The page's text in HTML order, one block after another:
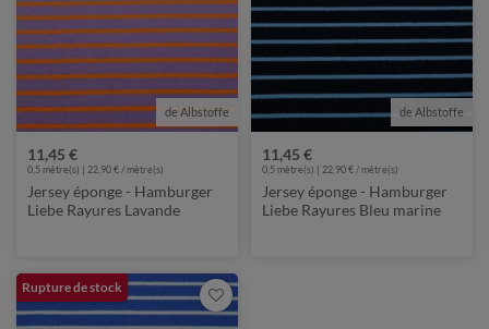
de Albstoffe
11,45 €
0,5 mètre(s) | 22,90 € / mètre(s)
Jersey éponge - Hamburger
Liebe Rayures Lavande
de Albstoffe
11,45 €
0,5 mètre(s) | 22,90 € / mètre(s)
Jersey éponge - Hamburger
Liebe Rayures Bleu marine
Rupture de stock